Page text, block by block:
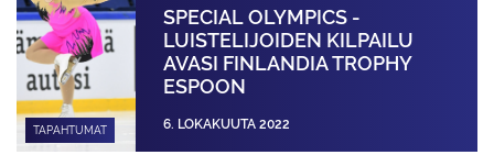
TAPAHTUMAT
SPECIAL OLYMPICS -
LUISTELIJOIDEN KILPAILU
AVASI FINLANDIA TROPHY
ESPOON
6. LOKAKUUTA 2022